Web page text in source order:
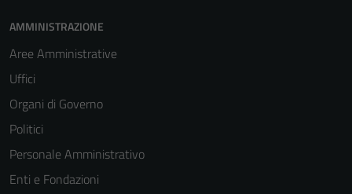
AMMINISTRAZIONE
Aree Amministrative
Uffici
Organi di Governo
Politici
Personale Amministrativo
Enti e Fondazioni